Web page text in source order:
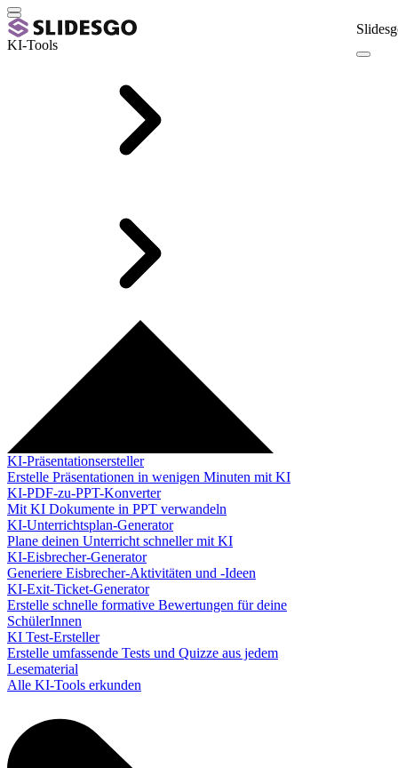
KI-Tools
KI-Präsentationsersteller
Erstelle Präsentationen in wenigen Minuten mit KI
KI-PDF-zu-PPT-Konverter
Mit KI Dokumente in PPT verwandeln
KI-Unterrichtsplan-Generator
Plane deinen Unterricht schneller mit KI
KI-Eisbrecher-Generator
Generiere Eisbrecher-Aktivitäten und -Ideen
KI-Exit-Ticket-Generator
Erstelle schnelle formative Bewertungen für deine
SchülerInnen
KI Test-Ersteller
Erstelle umfassende Tests und Quizze aus jedem
Lesematerial
Alle KI-Tools erkunden